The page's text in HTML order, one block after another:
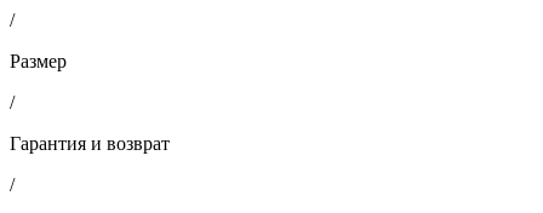
/
Размер
/
Гарантия и возврат
/